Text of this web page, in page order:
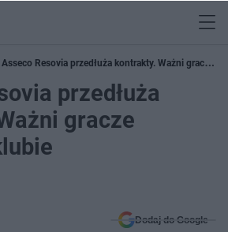
Asseco Resovia przedłuża kontrakty. Ważni gracze
przedłuża
gracze
Dodaj do Google